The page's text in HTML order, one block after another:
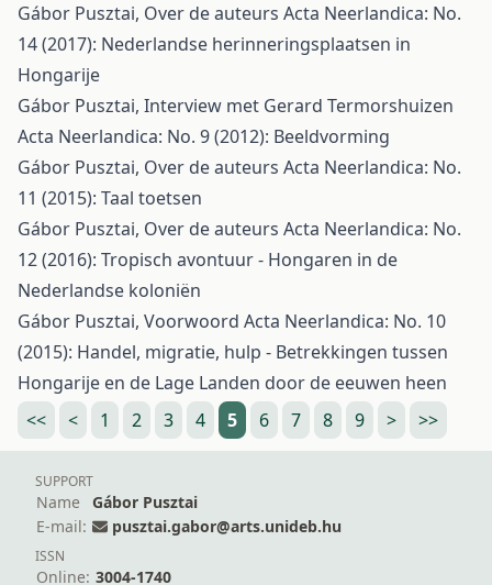
Gábor Pusztai, Over de auteurs Acta Neerlandica: No.
14 (2017): Nederlandse herinneringsplaatsen in
Hongarije
Gábor Pusztai, Interview met Gerard Termorshuizen
Acta Neerlandica: No. 9 (2012): Beeldvorming
Gábor Pusztai, Over de auteurs Acta Neerlandica: No.
11 (2015): Taal toetsen
Gábor Pusztai, Over de auteurs Acta Neerlandica: No.
12 (2016): Tropisch avontuur - Hongaren in de
Nederlandse koloniën
Gábor Pusztai, Voorwoord Acta Neerlandica: No. 10
(2015): Handel, migratie, hulp - Betrekkingen tussen
Hongarije en de Lage Landen door de eeuwen heen
<<
< 1 2 3 4 5 6 7 8 9 > >>
SUPPORT
Name
Gábor Pusztai
E-mail:
pusztai.gabor@arts.unideb.hu
ISSN
Online: 3004-1740